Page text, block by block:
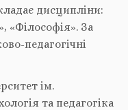
дисципліни:
«Філософія». За
педагогічні
ім.
та педагогіка